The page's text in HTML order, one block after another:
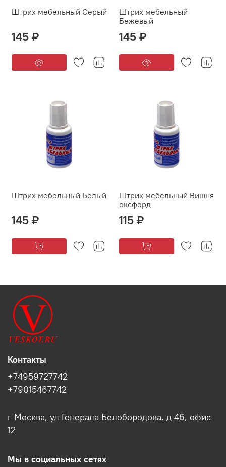
Штрих мебельный Серый
145 ₽
Штрих мебельный
Бежевый
145 ₽
Штрих мебельный Белый
145 ₽
Штрих мебельный Вишня
оксфорд
115 ₽
Контакты
+74959727742
+79015467742
г Москва, ул Генерала Белобородова, д 46, офис
12
Мы в социальных сетях